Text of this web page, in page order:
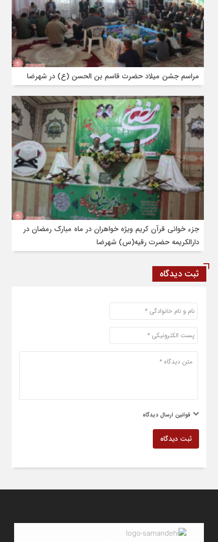
مراسم جشن میلاد حضرت قاسم بن الحسن (ع) در شهرضا
جزء خوانی قرآن کریم ویژه خواهران در ماه مبارک رمضان در
دارالکریمه حضرت رقیه(س) شهرضا
ثبت دیدگاه
قوانین ارسال دیدگاه
ثبت دیدگاه